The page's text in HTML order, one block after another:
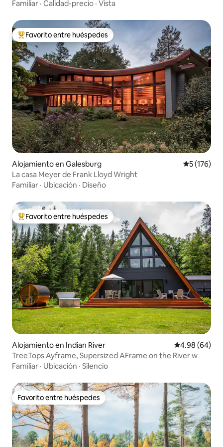
Familiar · Calidad-precio · Vista
Favorito entre huéspedes preferido
Favorito entre huéspedes
Alojamiento en Galesburg
5 (176)
La casa Meyer de Frank Lloyd Wright
Familiar · Ubicación · Diseño
Favorito entre huéspedes preferido
Favorito entre huéspedes
Alojamiento en Indian River Calificación
4.98 (64)
TreeTops Ayframe, Supersized AFrame on the River w
Familiar · Ubicación · Silencio
Favorito entre huéspedes
Favorito entre huéspedes